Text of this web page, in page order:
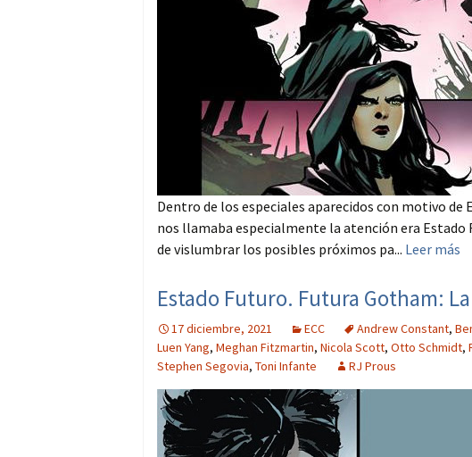
Dentro de los especiales aparecidos con motivo de
nos llamaba especialmente la atención era Estado
de vislumbrar los posibles próximos pa... Leer más
Estado Futuro. Futura Gotham:
17 diciembre, 2021 ECC Andrew Constant,
Luen Yang, Meghan Fitzmartin, Nicola Scott, Otto Schmidt,
Stephen Segovia, Toni Infante RJ Prous